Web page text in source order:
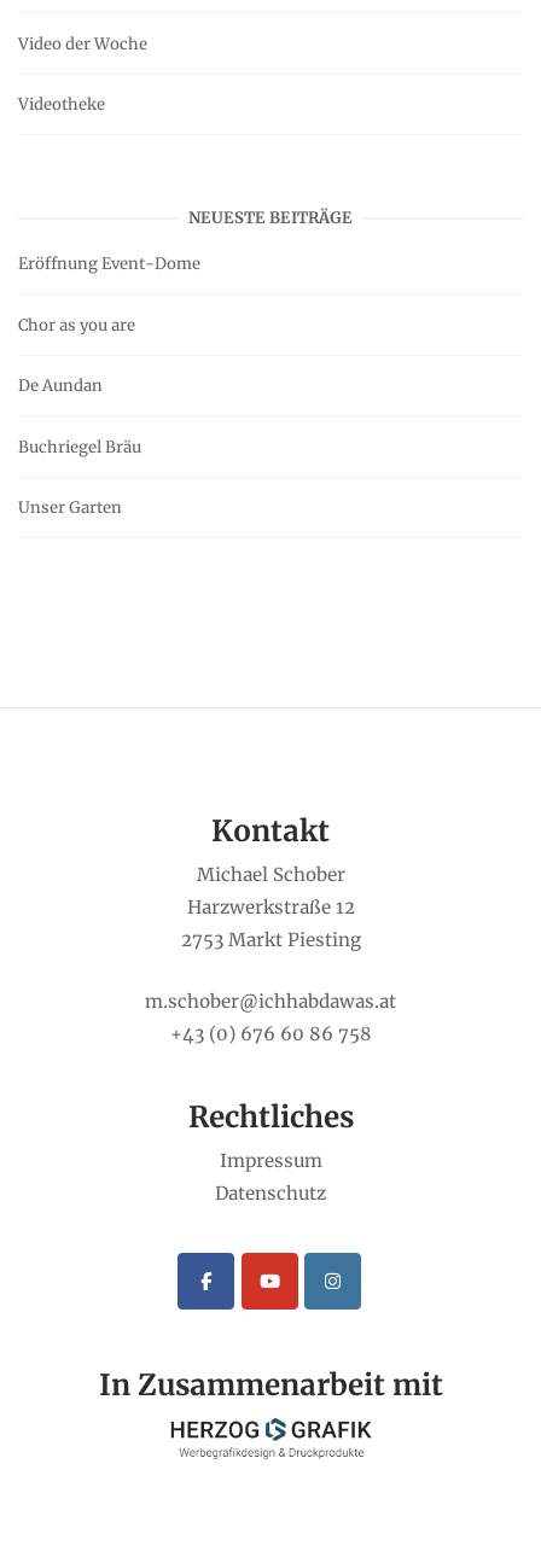
Video der Woche
Videotheke
NEUESTE BEITRÄGE
Eröffnung Event-Dome
Chor as you are
De Aundan
Buchriegel Bräu
Unser Garten
Kontakt
Michael Schober
Harzwerkstraße 12
2753 Markt Piesting
m.schober@ichhabdawas.at
+43 (0) 676 60 86 758
Rechtliches
Impressum
Datenschutz
In Zusammenarbeit mit